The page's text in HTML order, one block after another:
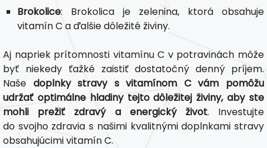
Brokolice: Brokolica je zelenina, ktorá obsahuje
vitamín C a ďalšie dôležité živiny.
Aj napriek prítomnosti vitamínu C v potravinách môže
byť niekedy ťažké zaistiť dostatočný denný príjem.
Naše doplnky stravy s vitamínom C vám pomôžu
udržať optimálne hladiny tejto dôležitej živiny, aby ste
mohli prežiť zdravý a energický život. Investujte
do svojho zdravia s našimi kvalitnými doplnkami stravy
obsahujúcimi vitamín C.